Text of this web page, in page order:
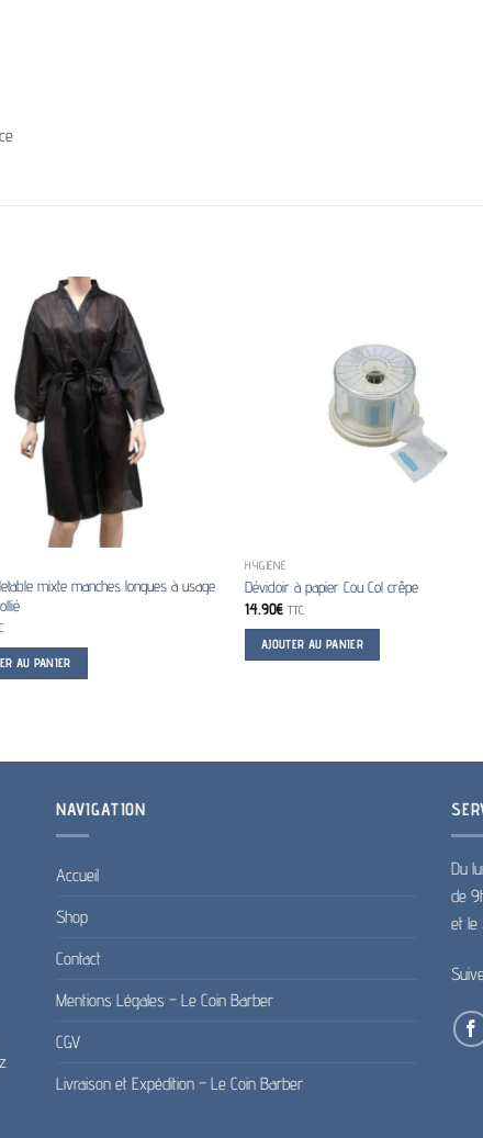
mixte manches longues à usage
AU PANIER
HYGIÈNE
Dévidoir à papier Cou Col crêpe
14.90€ TTC
AJOUTER AU PANIER
NAVIGATION
Accueil
Shop
Contact
Mentions Légales – Le Coin Barber
CGV
Livraison et Expédition – Le Coin Barber
Du
de
et le